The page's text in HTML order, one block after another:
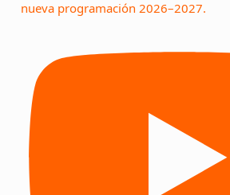
nueva programación 2026–2027.